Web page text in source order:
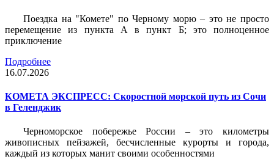
Поездка на "Комете" по Черному морю – это не просто
перемещение из пункта А в пункт Б; это полноценное
приключение
Подробнее
16.07.2026
КОМЕТА ЭКСПРЕСС: Скоростной морской путь из Сочи
в Геленджик
Черноморское побережье России – это километры
живописных пейзажей, бесчисленные курорты и города,
каждый из которых манит своими особенностями